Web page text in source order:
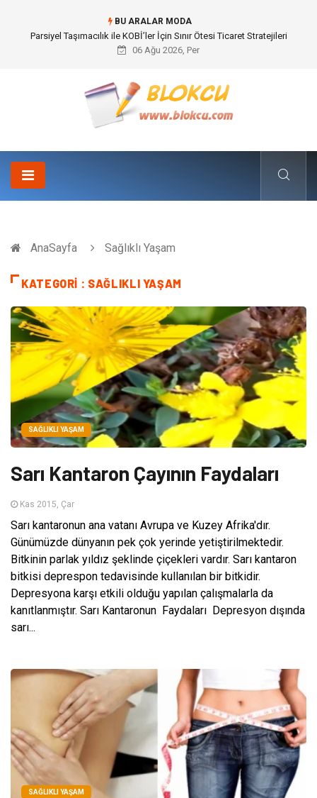
BU ARALAR MODA
Br544 ile Lastik ve Plastik Modifikasyonunda Yüksek Performans
06 Ağu 2026, Per
AnaSayfa Sağlıklı Yaşam
KATEGORI : SAĞLIKLI YAŞAM
SAĞLIKLI YAŞAM
Sarı Kantaron Çayının Faydaları
Kas 2015, Çar
Sarı kantaronun ana vatanı Avrupa ve Kuzey Afrika'dır.
Günümüzde dünyanın pek çok yerinde yetiştirilmektedir.
Bitkinin parlak yıldız şeklinde çiçekleri vardır. Sarı kantaron
bitkisi deprespon tedavisinde kullanılan bir bitkidir.
Depresyona karşı etkili olduğu yapılan çalışmalarla da
kanıtlanmıştır. Sarı Kantaronun Faydaları Depresyon dışında
sarı...
SAĞLIKLI YAŞAM